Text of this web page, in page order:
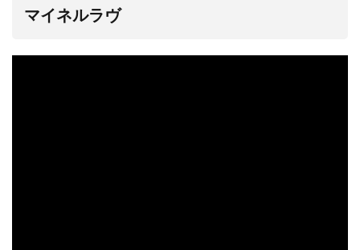
マイネルラヴ